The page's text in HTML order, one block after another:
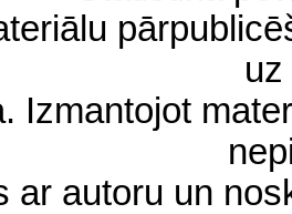
Izmantojot
ar autoru un